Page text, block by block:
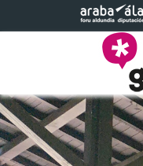
Eduki nagusira joan